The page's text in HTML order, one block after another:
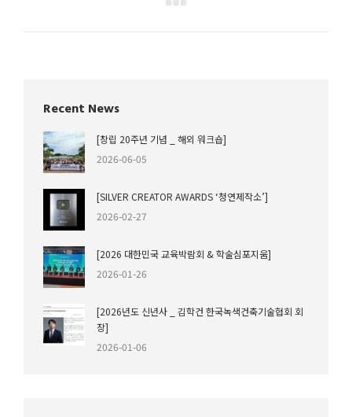
Recent News
[창립 20주년 기념 _ 해외 워크숍]
2026-06-05
[SILVER CREATOR AWARDS ‘청연제작소’]
2026-02-27
[2026 대한민국 교육박람회 & 학술심포지움]
2026-01-26
[2026년도 신년사 _ 김학건 한국녹색건축기술협회 회
장]
2026-01-06